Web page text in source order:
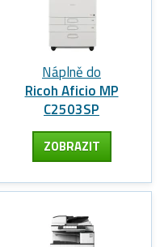
Náplně do
Ricoh Aficio MP
C2503SP
ZOBRAZIT